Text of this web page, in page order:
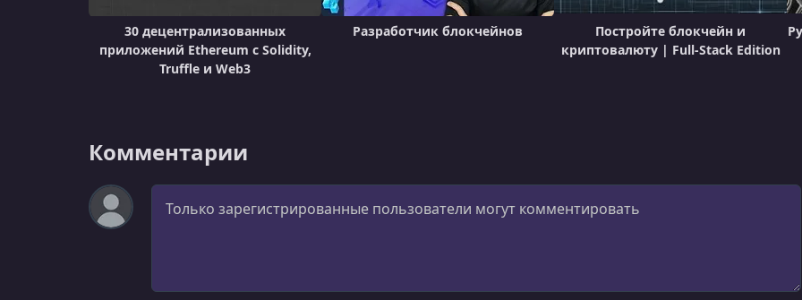
30 децентрализованных
приложений Ethereum с Solidity,
Truffle и Web3
Разработчик блокчейнов
Постройте блокчейн и
криптовалюту | Full-Stack Edition
Комментарии
Комментарий